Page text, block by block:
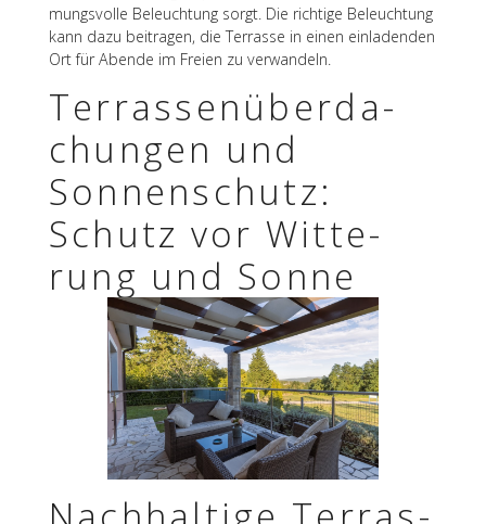
mungs­volle Beleuch­tung sorgt. Die rich­tige Beleuch­tung
kann dazu beitra­gen, die Terrasse in einen einla­den­den
Ort für Abende im Freien zu verwandeln.
Terras­sen­über­da­
chun­gen und
Sonnen­schutz:
Schutz vor Witte­
rung und Sonne